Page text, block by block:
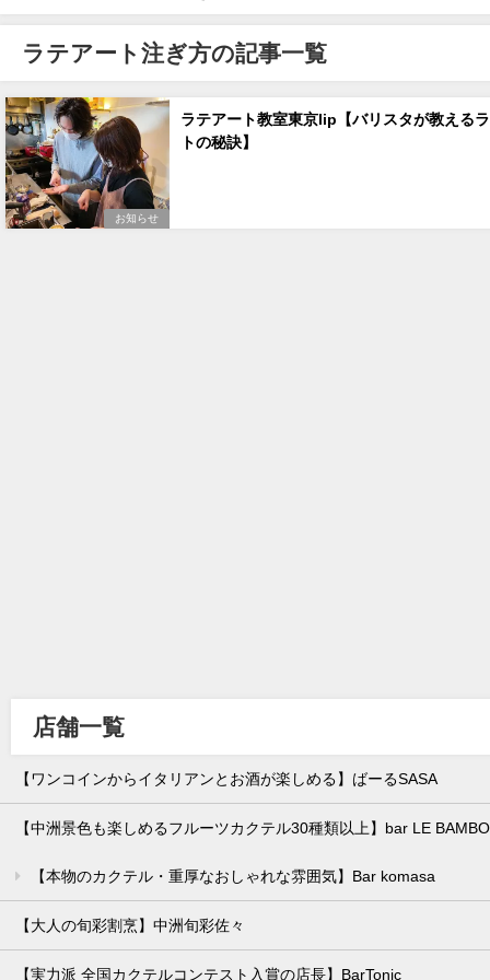
ラテアート注ぎ方の記事一覧
お知らせ
ラテアート教室東京lip【バリスタが教える
トの秘訣】
店舗一覧
【ワンコインからイタリアンとお酒が楽しめる】ばーるSASA
【中洲景色も楽しめるフルーツカクテル30種類以上】bar LE
【本物のカクテル・重厚なおしゃれな雰囲気】Bar komasa
【大人の旬彩割烹】中洲旬彩佐々
【実力派 全国カクテルコンテスト入賞の店長】BarTonic